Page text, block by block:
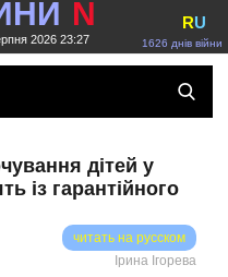
N
2026 23:27 1626 днів війни
RU
дітей у
із гарантійного
читать на русском
Ірина Ігорева